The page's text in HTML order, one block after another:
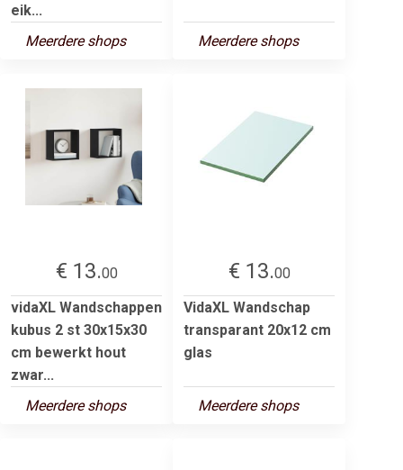
eik...
Meerdere shops
Meerdere shops
€ 13.00
vidaXL Wandschappen
kubus 2 st 30x15x30
cm bewerkt hout
zwar...
Meerdere shops
€ 13.00
VidaXL Wandschap
transparant 20x12 cm
glas
Meerdere shops